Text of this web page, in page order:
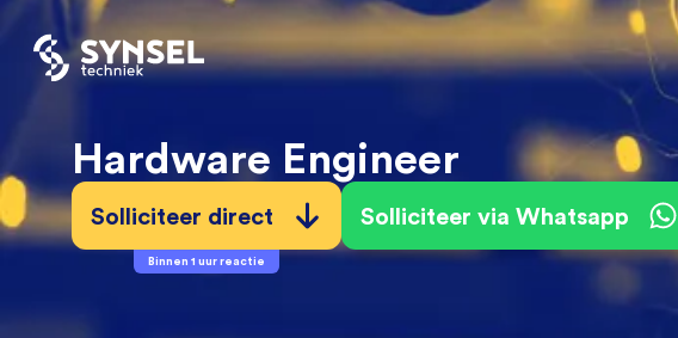
Hardware Engineer
Solliciteer direct
Binnen 1 uur reactie
Solliciteer via Whatsapp